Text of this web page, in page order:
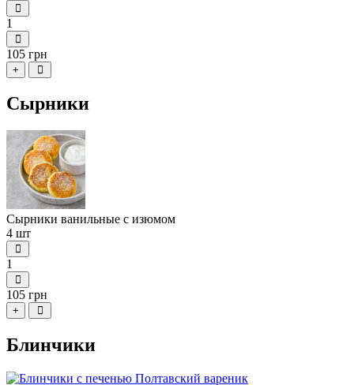
1
105 грн
+
Сырники
Сырники ванильные с изюмом
4 шт
1
105 грн
+
Блинчики